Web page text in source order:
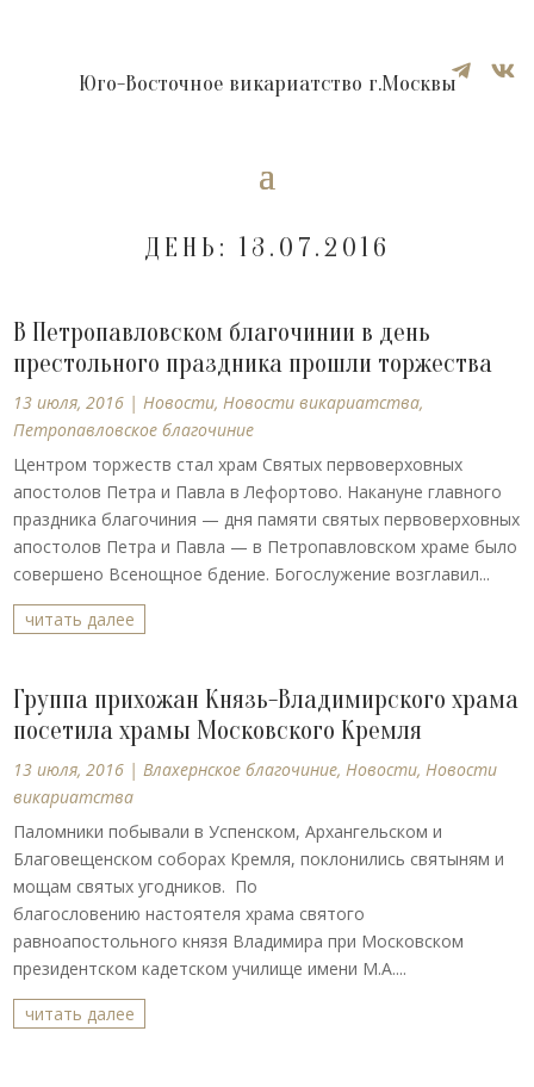
 
Юго-Восточное викариатство г.Москвы
ДЕНЬ: 13.07.2016
В Петропавловском благочинии в день
престольного праздника прошли торжества
13 июля, 2016 |Новости,Новости викариатства,
Петропавловское благочиние
Центром торжеств стал храм Святых первоверховных
апостолов Петра и Павла в Лефортово. Накануне главного
праздника благочиния — дня памяти святых первоверховных
апостолов Петра и Павла — в Петропавловском храме было
совершено Всенощное бдение. Богослужение возглавил...
читать далее
Группа прихожан Князь-Владимирского храма
посетила храмы Московского Кремля
13 июля, 2016 |Влахернское благочиние,Новости,Новости
викариатства
Паломники побывали в Успенском, Архангельском и
Благовещенском соборах Кремля, поклонились святыням и
мощам святых угодников. По
благословению настоятеля храма святого
равноапостольного князя Владимира при Московском
президентском кадетском училище имени М.А....
читать далее